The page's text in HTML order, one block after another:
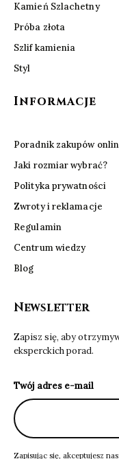
Kamień Szlachetny
Próba złota
Szlif kamienia
Styl
Informacje
Poradnik zakupów
Jaki rozmiar wybrać?
Polityka prywatności
Zwroty i reklamacje
Regulamin
Centrum wiedzy
Blog
Newsletter
Zapisz się, aby
eksperckich porad.
Twój adres e-mail
Zapisując się, akceptujesz